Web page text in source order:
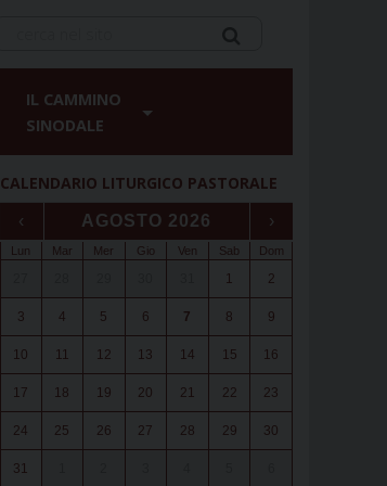
IL CAMMINO
SINODALE
CALENDARIO LITURGICO PASTORALE
‹ AGOSTO 2026 ›
Lun Mar Mer Gio Ven Sab Dom
1 2
3 4 5 6 7 8 9
10 11 12 13 14 15 16
17 18 19 20 21 22 23
24 25 26 27 28 29 30
31